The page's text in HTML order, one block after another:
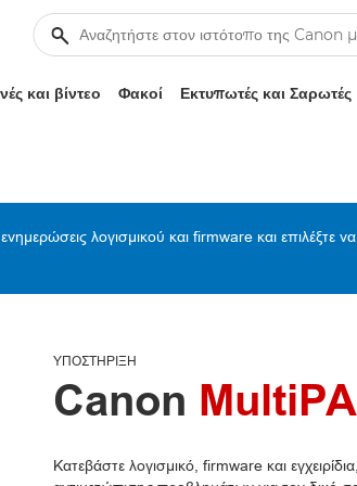
και βίντεο Φακοί Εκτυπωτές και Σαρωτές
λογισμικού και firmware και επιλέξτε
ΥΠΟΣΤΉΡΙΞΗ
Canon
Κατεβάστε λογισμικό, firmware και